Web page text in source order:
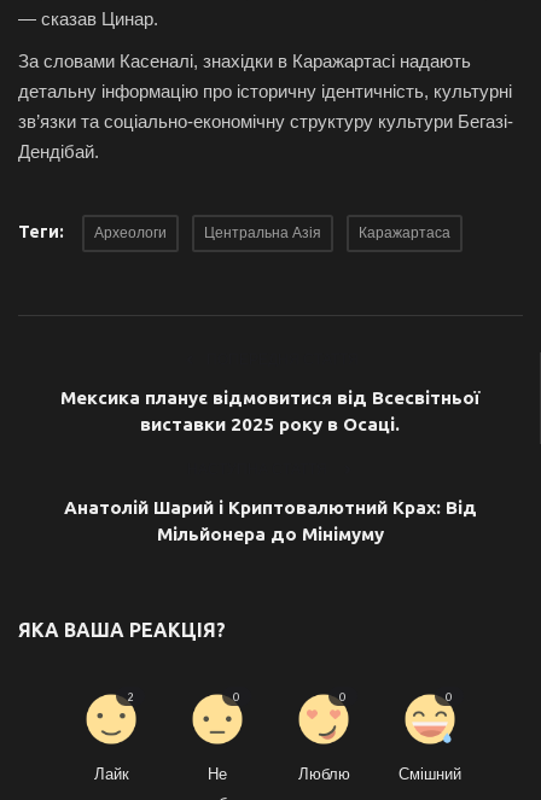
— сказав Цинар.
За словами Касеналі, знахідки в Каражартасі надають
детальну інформацію про історичну ідентичність, культурні
зв’язки та соціально-економічну структуру культури Бегазі-
Дендібай.
Теги: Археологи Центральна Азія Каражартаса
Мексика планує відмовитися від Всесвітньої
виставки 2025 року в Осаці.
Анатолій Шарий і Криптовалютний Крах: Від
Мільйонера до Мінімуму
ЯКА ВАША РЕАКЦІЯ?
Лайк
2
Не
0
Люблю
0
Смішний
0